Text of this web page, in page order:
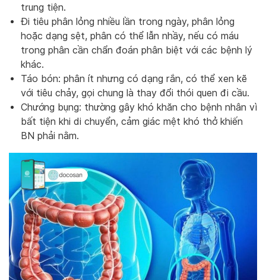
trung tiện.
Đi tiêu phân lỏng nhiều lần trong ngày, phân lỏng
hoặc dạng sệt, phân có thể lẫn nhầy, nếu có máu
trong phân cần chẩn đoán phân biệt với các bệnh lý
khác.
Táo bón: phân ít nhưng có dạng rắn, có thể xen kẽ
với tiêu chảy, gọi chung là thay đổi thói quen đi cầu.
Chướng bụng: thường gây khó khăn cho bệnh nhân vì
bất tiện khi di chuyển, cảm giác mệt khó thở khiến
BN phải nằm.